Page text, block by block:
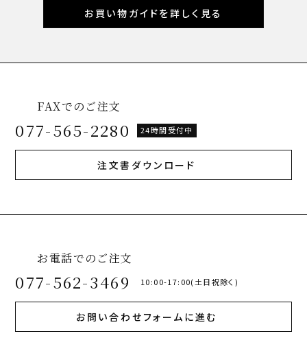
お買い物ガイドを詳しく見る
FAXでのご注文
077-565-2280 24時間受付中
注文書ダウンロード
お電話でのご注文
077-562-3469 10:00-17:00(土日祝除く)
お問い合わせフォームに進む